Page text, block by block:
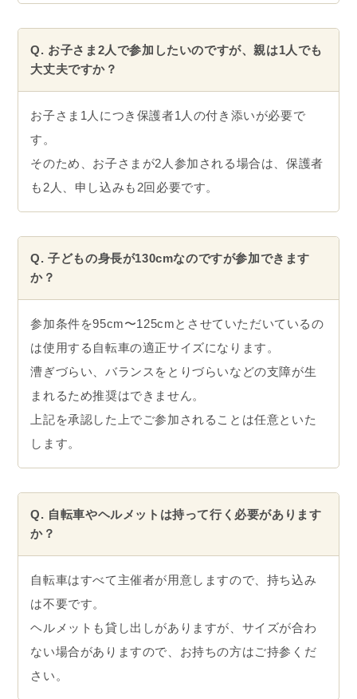
Q. お子さま2人で参加したいのですが、親は1人でも
大丈夫ですか？
お子さま1人につき保護者1人の付き添いが必要で
す。
そのため、お子さまが2人参加される場合は、保護者
も2人、申し込みも2回必要です。
Q. 子どもの身長が130cmなのですが参加できます
か？
参加条件を95cm〜125cmとさせていただいているの
は使用する自転車の適正サイズになります。
漕ぎづらい、バランスをとりづらいなどの支障が生
まれるため推奨はできません。
上記を承認した上でご参加されることは任意といた
します。
Q. 自転車やヘルメットは持って行く必要があります
か？
自転車はすべて主催者が用意しますので、持ち込み
は不要です。
ヘルメットも貸し出しがありますが、サイズが合わ
ない場合がありますので、お持ちの方はご持参くだ
さい。